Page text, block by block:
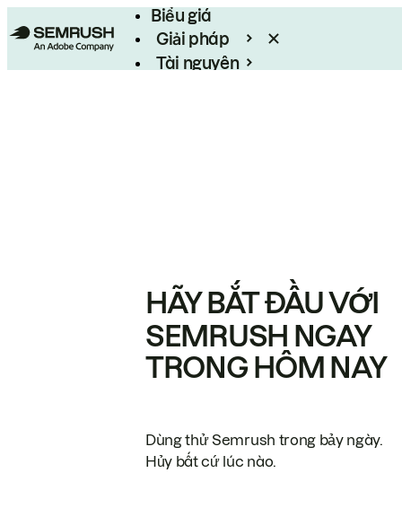
Biểu giá
Giải pháp
Tài nguyên
HÃY BẮT ĐẦU VỚI
SEMRUSH NGAY
TRONG HÔM NAY
Dùng thử Semrush trong bảy ngày.
Hủy bất cứ lúc nào.